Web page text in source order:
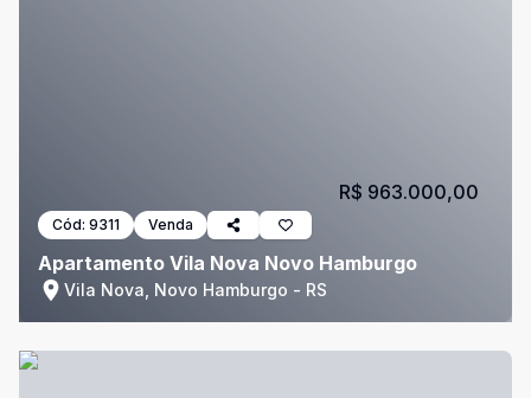
Cód: 9311 Venda
Apartamento Vila Nova Novo Hamburgo
Vila Nova, Novo Hamburgo - RS
R$ 963.000,00